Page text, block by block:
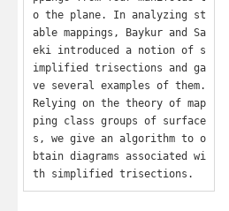
o the plane. In analyzing st
able mappings, Baykur and Sa
eki introduced a notion of s
implified trisections and ga
ve several examples of them.
Relying on the theory of map
ping class groups of surface
s, we give an algorithm to o
btain diagrams associated wi
th simplified trisections.